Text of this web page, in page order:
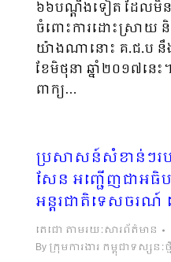
៦៦បណ្ដឹងទៀត ដែលមិ
ចំពោះការដោះស្រាយ
យ៉ាងណានោះ គ.ជ.ប នឹ
ខែមិថុនា ឆ្នាំ២០១៧នេ
ពាក្យ…
ប្រសាសន៍សំខាន់ៗរ
សែន អញ្ជើញ​ជាអធិ
អន្តរជាតិ​ទេសចរណ៍
តេជោ តាមរយៈសារព័ត៌មាន
By ក្រុមការងារ កម្ពុជាទស្សនៈថ្មី